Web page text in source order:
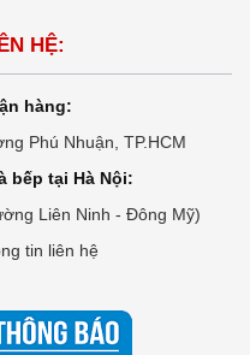
HỆ:
hàng:
Phú Nhuận, TP.HCM
bếp tại Hà Nội:
Liên Ninh - Đông Mỹ)
tin liên hệ